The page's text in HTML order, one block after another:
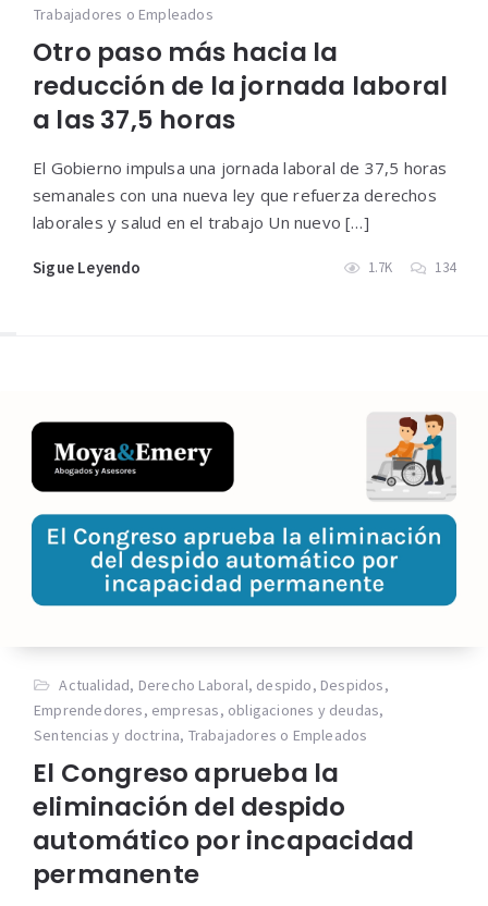
Trabajadores o Empleados
Otro paso más hacia la
reducción de la jornada laboral
a las 37,5 horas
El Gobierno impulsa una jornada laboral de 37,5 horas
semanales con una nueva ley que refuerza derechos
laborales y salud en el trabajo Un nuevo […]
Sigue Leyendo 1.7K 134
Actualidad, Derecho Laboral, despido, Despidos,
Emprendedores, empresas, obligaciones y deudas,
Sentencias y doctrina, Trabajadores o Empleados
El Congreso aprueba la
eliminación del despido
automático por incapacidad
permanente